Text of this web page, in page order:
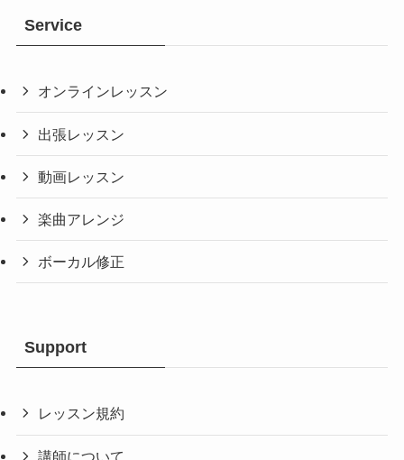
Service
オンラインレッスン
出張レッスン
動画レッスン
楽曲アレンジ
ボーカル修正
Support
レッスン規約
講師について